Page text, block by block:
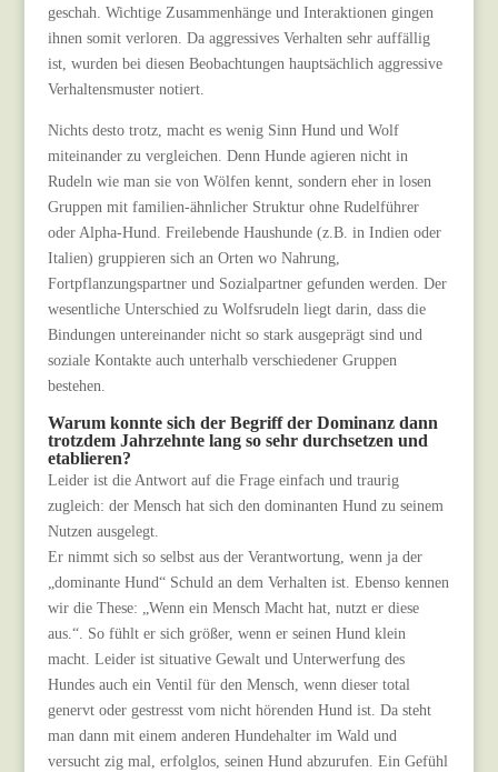
geschah. Wichtige Zusammenhänge und Interaktionen gingen
ihnen somit verloren. Da aggressives Verhalten sehr auffällig
ist, wurden bei diesen Beobachtungen hauptsächlich aggressive
Verhaltensmuster notiert.
Nichts desto trotz, macht es wenig Sinn Hund und Wolf
miteinander zu vergleichen. Denn Hunde agieren nicht in
Rudeln wie man sie von Wölfen kennt, sondern eher in losen
Gruppen mit familien-ähnlicher Struktur ohne Rudelführer
oder Alpha-Hund. Freilebende Haushunde (z.B. in Indien oder
Italien) gruppieren sich an Orten wo Nahrung,
Fortpflanzungspartner und Sozialpartner gefunden werden. Der
wesentliche Unterschied zu Wolfsrudeln liegt darin, dass die
Bindungen untereinander nicht so stark ausgeprägt sind und
soziale Kontakte auch unterhalb verschiedener Gruppen
bestehen.
Warum konnte sich der Begriff der Dominanz dann
trotzdem Jahrzehnte lang so sehr durchsetzen und
etablieren?
Leider ist die Antwort auf die Frage einfach und traurig
zugleich: der Mensch hat sich den dominanten Hund zu seinem
Nutzen ausgelegt.
Er nimmt sich so selbst aus der Verantwortung, wenn ja der
„dominante Hund“ Schuld an dem Verhalten ist. Ebenso kennen
wir die These: „Wenn ein Mensch Macht hat, nutzt er diese
aus.“. So fühlt er sich größer, wenn er seinen Hund klein
macht. Leider ist situative Gewalt und Unterwerfung des
Hundes auch ein Ventil für den Mensch, wenn dieser total
genervt oder gestresst vom nicht hörenden Hund ist. Da steht
man dann mit einem anderen Hundehalter im Wald und
versucht zig mal, erfolglos, seinen Hund abzurufen. Ein Gefühl